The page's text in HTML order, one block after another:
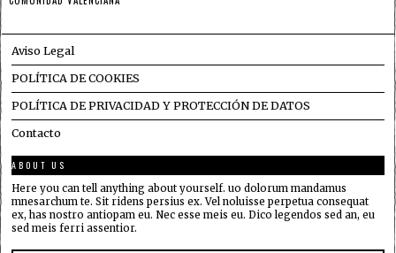
Aviso Legal
POLÍTICA DE COOKIES
POLÍTICA DE PRIVACIDAD Y PROTECCIÓN DE DATOS
Contacto
ABOUT US
Here you can tell anything about yourself. uo dolorum mandamus
mnesarchum te. Sit ridens persius ex. Vel noluisse perpetua consequat
ex, has nostro antiopam eu. Nec esse meis eu. Dico legendos sed an, eu
sed meis ferri assentior.